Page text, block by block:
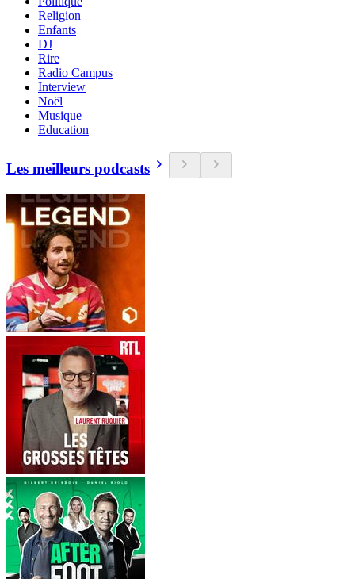
Religion
Enfants
DJ
Rire
Radio Campus
Interview
Noël
Musique
Education
Les meilleurs podcasts